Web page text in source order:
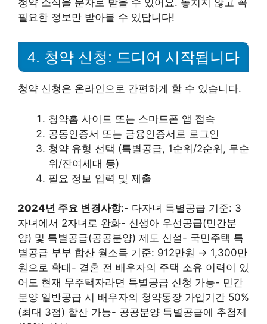
필요한 정보만 받아볼 수 있답니다!
4. 청약 신청: 드디어 시작됩니다
청약 신청은 온라인으로 간편하게 할 수 있습니다.
청약홈 사이트 또는 스마트폰 앱 접속
공동인증서 또는 금융인증서로 로그인
청약 유형 선택 (특별공급, 1순위/2순위, 무순
위/잔여세대 등)
필요 정보 입력 및 제출
2024년 주요 변경사항:- 다자녀 특별공급 기준: 3
자녀에서 2자녀로 완화- 신생아 우선공급(민간분
양) 및 특별공급(공공분양) 제도 신설- 국민주택 특
별공급 부부 합산 월소득 기준: 912만원 → 1,300만
원으로 확대- 결혼 전 배우자의 주택 소유 이력이 있
어도 현재 무주택자라면 특별공급 신청 가능- 민간
분양 일반공급 시 배우자의 청약통장 가입기간 50%
(최대 3점) 합산 가능- 공공분양 특별공급에 추첨제